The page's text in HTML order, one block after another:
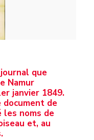
que
Namur
janvier 1849.
document de
les noms de
et, au